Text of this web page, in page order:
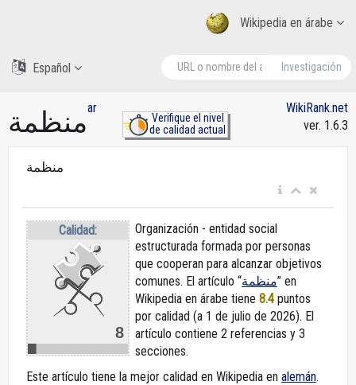
Wikipedia en árabe
Investigación
Español
منظمةar
Verifique el nivel
de calidad actual
WikiRank.net
ver. 1.6.3
منظمة
Calidad:
8
Organización - entidad social
estructurada formada por personas
que cooperan para alcanzar objetivos
comunes. El artículo “منظمة” en
Wikipedia en árabe tiene 8.4 puntos
por calidad (a 1 de julio de 2026). El
artículo contiene 2 referencias y 3
secciones.
Este artículo tiene la mejor calidad en Wikipedia en alemán.